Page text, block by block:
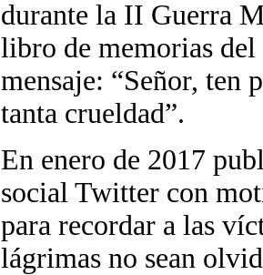
durante la II Guerra
libro de memorias
mensaje: “Señor, ten
tanta crueldad”.
En enero de 2017
social Twitter con
para recordar a las
lágrimas no sean